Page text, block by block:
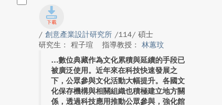
/ 創意產業設計研究所 /114/ 碩士
研究生： 程子瑄
指導教授： 林蕙玟
數位典藏作為文化累積與延續的手段已
被廣泛使用。近年來在科技快速發展之
下，公眾參與文化活動大幅提升。各國文
化保存機構與相關組織也積極建立地方關
係，透過科技應用推動公眾參與，強化館